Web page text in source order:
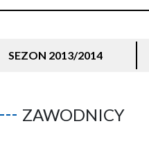
SEZON 2013/2014
ZAWODNICY